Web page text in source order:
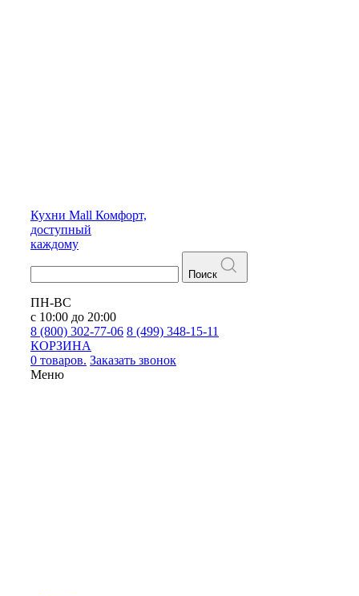
Кухни Mall Комфорт,
доступный
каждому
Поиск
ПН-ВС
с 10:00 до 20:00
8 (800) 302-77-06 8 (499) 348-15-11
КОРЗИНА
0 товаров. Заказать звонок
Меню